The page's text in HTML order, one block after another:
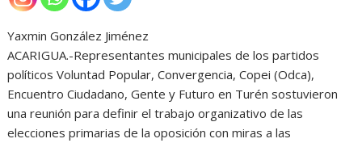
Yaxmin González Jiménez
ACARIGUA.-Representantes municipales de los partidos
políticos Voluntad Popular, Convergencia, Copei (Odca),
Encuentro Ciudadano, Gente y Futuro en Turén sostuvieron
una reunión para definir el trabajo organizativo de las
elecciones primarias de la oposición con miras a las